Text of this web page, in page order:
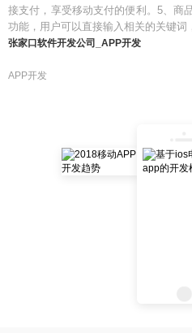
接支付，享受移动支付的便利。5、商
功能，用户可以直接输入相关的关键词
张家口软件开发公司_APP开发
APP开发